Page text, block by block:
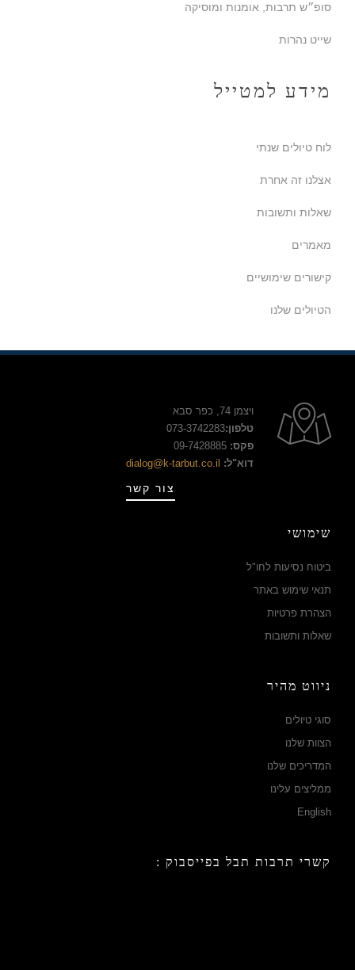
סופ״ש תרבות, אומנות ומוסיקה
שייט נהרות
מידע למטייל
לוח טיולים שנתי
אצלנו זה אחרת
שאלות ותשובות
מאמרים
קישורים שימושיים
הטיולים שלנו
ויצמן 74, כפר סבא
טלפון:073-3742283
פקס:
דוא"ל: dialog@k-tarbut.co.il
צור קשר
שימושי
ביטוח נסיעות לחו"ל
תנאי שימוש באתר
הצהרת פרטיות
שאלות ותשובות
ניווט מהיר
סוגי טיולים
הצוות שלנו
המדריכים שלנו
ממליצים עלינו
English
קשרי תרבות תבל בפייסבוק :